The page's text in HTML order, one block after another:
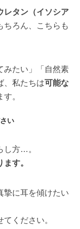
レタン（イソシア
ちろん、こちらも
みたい」「自然素
、私たちは可能な
。
い
し方…。
す。
摯に耳を傾けたい
ください。